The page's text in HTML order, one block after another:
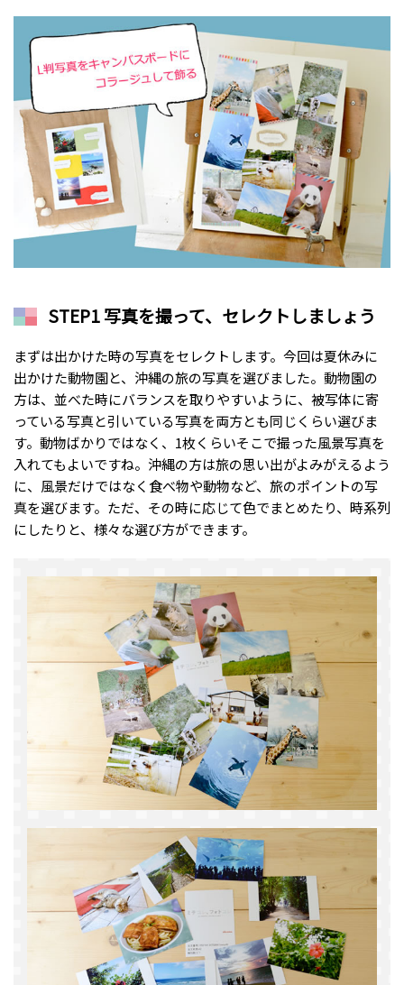
STEP1 写真を撮って、セレクトしましょう
まずは出かけた時の写真をセレクトします。今回は夏休みに
出かけた動物園と、沖縄の旅の写真を選びました。動物園の
方は、並べた時にバランスを取りやすいように、被写体に寄
っている写真と引いている写真を両方とも同じくらい選びま
す。動物ばかりではなく、1枚くらいそこで撮った風景写真を
入れてもよいですね。沖縄の方は旅の思い出がよみがえるよう
に、風景だけではなく食べ物や動物など、旅のポイントの写
真を選びます。ただ、その時に応じて色でまとめたり、時系列
にしたりと、様々な選び方ができます。